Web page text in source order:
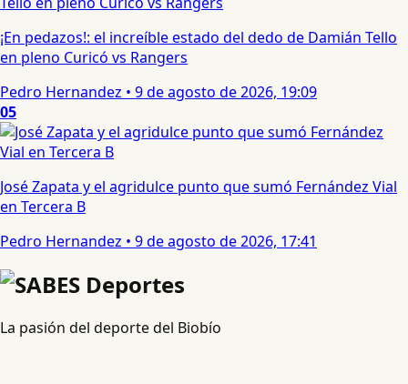
¡En pedazos!: el increíble estado del dedo de Damián Tello
en pleno Curicó vs Rangers
Pedro Hernandez • 9 de agosto de 2026, 19:09
05
José Zapata y el agridulce punto que sumó Fernández Vial
en Tercera B
Pedro Hernandez • 9 de agosto de 2026, 17:41
La pasión del deporte del Biobío